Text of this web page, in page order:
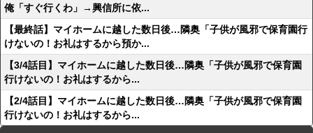
俺「すぐ行くわ」→興信所に依...
【最終話】マイホームに越した数日後…隣奥「子供が風邪で保育園行
けないの！お礼はするから預か...
【3/4話目】マイホームに越した数日後…隣奥「子供が風邪で保育園
行けないの！お礼はするから...
【2/4話目】マイホームに越した数日後…隣奥「子供が風邪で保育園
行けないの！お礼はするから...